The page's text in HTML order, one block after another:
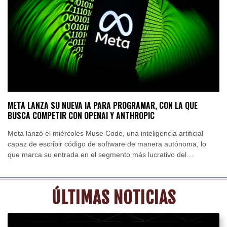
Alicante
27 °C Córdoba
25 °C
Málaga
27 °C Murcia
25 °C
Las Palmas de Gran Canaria
24 °C
Ibiza
28 °C Buenos Aires
6 °C
Caracas
24 °C Managua
22 °C
Asunción
Panama City
25 °C
META LANZA SU NUEVA IA PARA PROGRAMAR, CON LA QUE
BUSCA COMPETIR CON OPENAI Y ANTHROPIC
Meta lanzó el miércoles Muse Code, una inteligencia artificial
capaz de escribir código de software de manera autónoma, lo
que marca su entrada en el segmento más lucrativo del
ÚLTIMAS NOTICIAS